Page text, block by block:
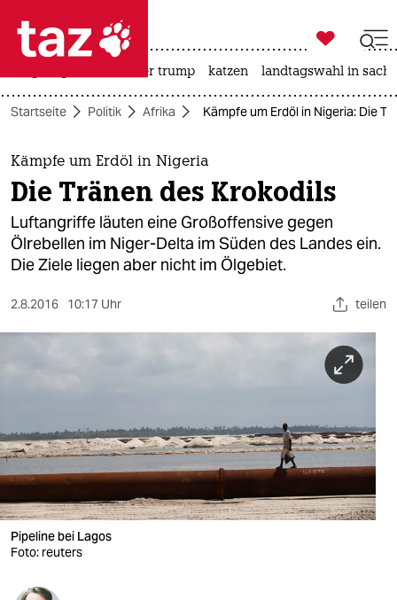
 taz zahl ich
taz zahl ich
themen
politik
öko
gesellschaft
nord
wahrheit
verlag
verlag
veranstaltungen

taz zahl ich
usa unter trump katzen landtagswahl in
Startseite Politik Afrika Kämpfe um Erdöl in Nigeria: Die
Kämpfe um Erdöl in Nigeria
Die Tränen des Krokodils
Luftangriffe läuten eine Großoffensive gegen
Ölrebellen im Niger-Delta im Süden des Landes ein.
Die Ziele liegen aber nicht im Ölgebiet.
2.8.2016 10:17 Uhr teilen
Pipeline bei Lagos
Foto: reuters